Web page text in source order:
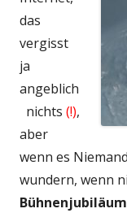
das
vergisst
ja
angeblich
nichts (!),
aber
wenn es
wundern, wenn
Bühnenjubiläum